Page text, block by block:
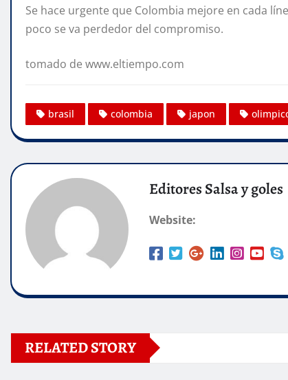
Se hace urgente que Colombia mejore en cada
poco se va perdedor del compromiso.
tomado de www.eltiempo.com
brasil colombia japon
Editores Salsa y goles
Website:
RELATED STORY